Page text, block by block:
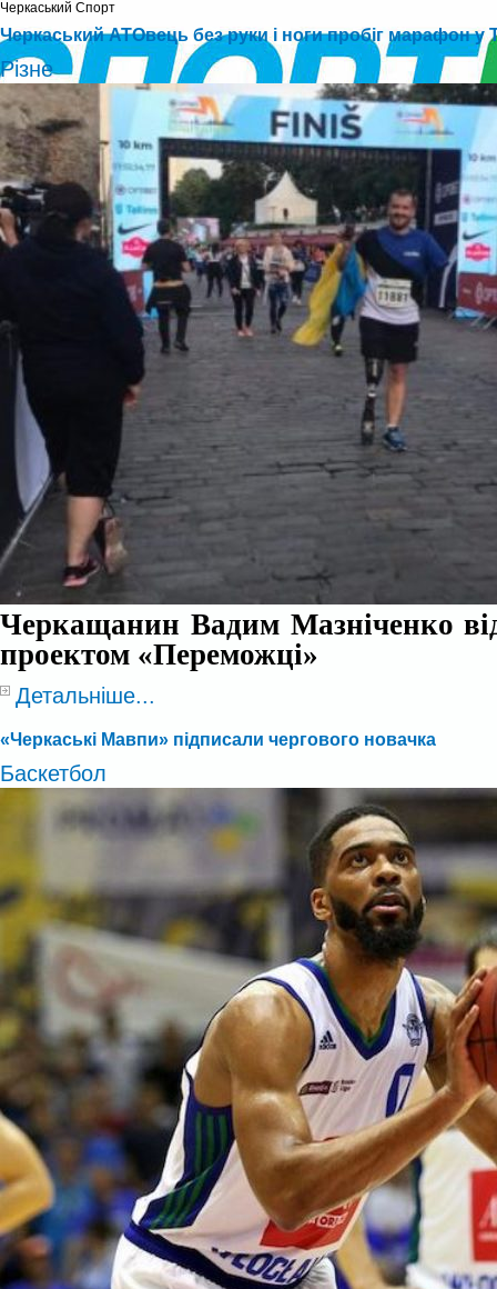
Черкаський Cпорт
Черкаський АТОвець без руки і ноги пробіг марафон у
Різне
Черкащанин Вадим Мазніченко
проектом «Переможці»
Детальніше...
«Черкаські Мавпи» підписали чергового новачка
Баскетбол